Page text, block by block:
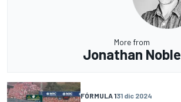
More from
Jonathan Noble
FÓRMULA 131 dic 2024